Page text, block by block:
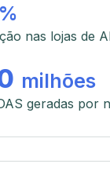
%
nas lojas de
milhões
geradas por